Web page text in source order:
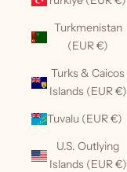
Turkmenistan
(EUR €)
Turks & Caicos
Islands (EUR €)
Tuvalu (EUR €)
U.S. Outlying
Islands (EUR €)